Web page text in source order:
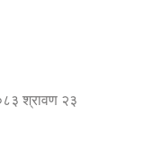
श्रावण २३